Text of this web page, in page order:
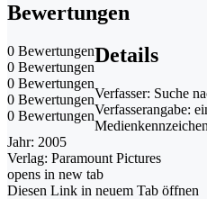
Bewertungen
0 Bewertungen
0 Bewertungen
0 Bewertungen
0 Bewertungen
0 Bewertungen
Details
Verfasser: Suche
Verfasserangabe:
Jahr: 2005
Verlag: Paramount Pictures
opens in new tab
Diesen Link in neuem Tab öffnen